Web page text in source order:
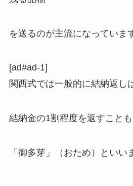
を送るのが主流になっていま
[ad#ad-1]
関西式では一般的に結納返し
結納金の1割程度を返すことも
「御多芽」（おため）といい